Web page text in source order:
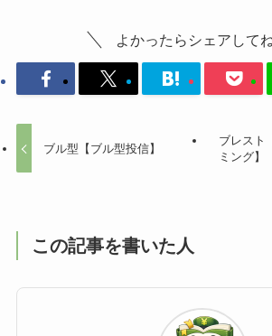
よかったらシェアしてね
ブル型【ブル型投信】
ブレスト
ミング】
この記事を書いた人